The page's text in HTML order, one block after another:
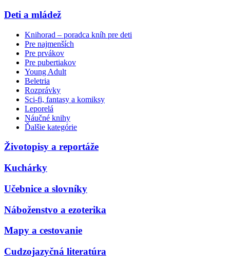
Deti a mládež
Knihorad – poradca kníh pre deti
Pre najmenších
Pre prvákov
Pre pubertiakov
Young Adult
Beletria
Rozprávky
Sci-fi, fantasy a komiksy
Leporelá
Náučné knihy
Ďalšie kategórie
Životopisy a reportáže
Kuchárky
Učebnice a slovníky
Náboženstvo a ezoterika
Mapy a cestovanie
Cudzojazyčná literatúra